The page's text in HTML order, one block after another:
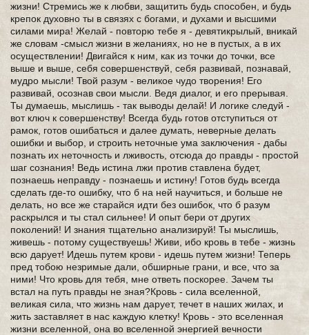
жизни! Стремись же к любви, защитить будь способен, и будь
крепок духовно ты в связях с богами, и духами и высшими
силами мира! Желай - повторю тебе я - девятикрылый, вникай
же словам -смысл жизни в желаниях, но не в пустых, а в их
осуществлении! Двигайся к ним, как из точки до точки, все
выше и выше, себя совершенствуй, себя развивай, познавай,
мудро мысли! Твой разум - великое чудо творения! Его
развивай, осознав свои мысли. Ведя диалог, и его прерывая.
Ты думаешь, мыслишь - так выводы делай! И логике следуй -
вот ключ к совершенству! Всегда будь готов отступиться от
рамок, готов ошибаться и далее думать, неверные делать
ошибки и выбор, и строить неточные ума заключения - дабы
познать их неточность и лживость, отсюда до правды - простой
шаг сознания! Ведь истина лжи против ставлена будет,
познаешь неправду - познаешь и истину! Готов будь всегда
сделать где-то ошибку, что б на ней научиться, и больше не
делать, но все же старайся идти без ошибок, что б разум
раскрылся и ты стал сильнее! И опыт бери от других
поколений! И знания тщательно анализируй! Ты мыслишь,
живешь - потому существуешь! Живи, ибо кровь в тебе - жизнь
всю дарует! Идешь путем крови - идешь путем жизни! Теперь
пред тобою незримые дали, обширные грани, и все, что за
ними! Что кровь для тебя, мне ответь поскорее. Зачем ты
встал на путь правды не зная?Кровь - сила вселенной,
великая сила, что жизнь нам дарует, течет в наших жилах, и
жить заставляет в нас каждую клетку! Кровь - это вселенная
жизни вселенной, она во вселенной энергией вечности